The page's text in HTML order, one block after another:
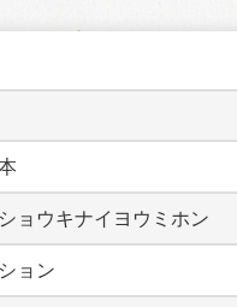
ョウキナイヨウミホン
ョン